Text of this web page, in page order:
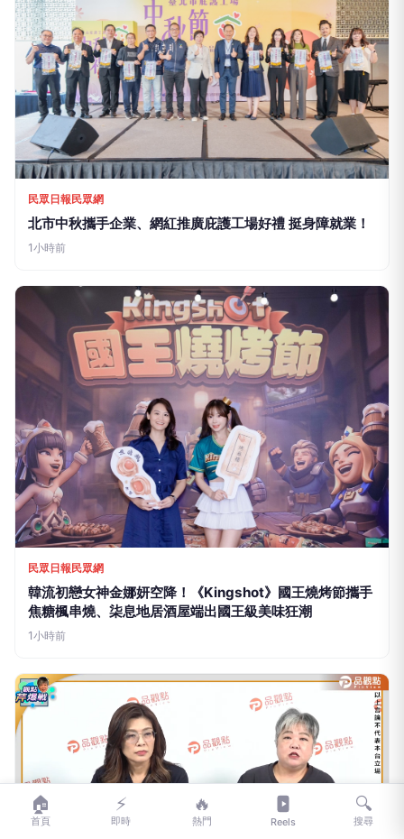
民眾日報民眾網
挽袖捐熱血 國際獅子會300C-3區26-27年度捐血接力活
動登場
1小時前
民眾日報民眾網
北市中秋攜手企業、網紅推廣庇護工場好禮 挺身障就業！
1小時前
民眾日報民眾網
韓流初戀女神金娜妍空降！《Kingshot》國王燒烤節攜手
🏠
首頁
⚡
即時
🔥
熱門 Reels
🔍
搜尋